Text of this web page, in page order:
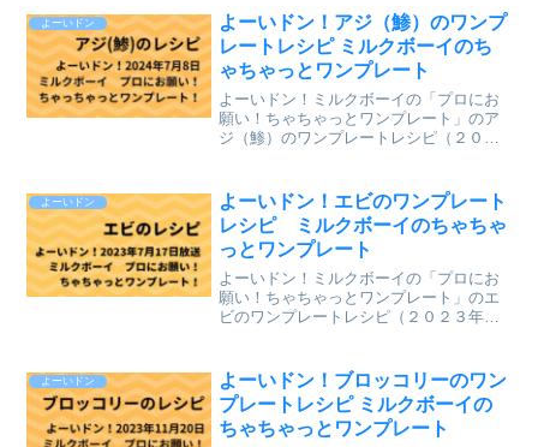
ーイのプロにお願い ちゃちゃっとワン
プレート」のレシ...
よーいドン
よーいドン！アジ（鯵）のワンプ
レートレシピ ミルクボーイのち
ゃちゃっとワンプレート
よーいドン！ミルクボーイの「プロにお
願い！ちゃちゃっとワンプレート」のア
ジ（鯵）のワンプレートレシピ（２０２
めて今までのレシピを記事にしていま
す。⇒「ミルクボーイのプロ...
よーいドン
よーいドン！エビのワンプレート
レシピ ミルクボーイのちゃちゃ
っとワンプレート
よーいドン！ミルクボーイの「プロにお
願い！ちゃちゃっとワンプレート」のエ
ビのワンプレートレシピ（２０２３年７
までのレシピを記事にしています。
⇒「ミルクボーイのプロにお...
よーいドン
よーいドン！ブロッコリーのワン
プレートレシピ ミルクボーイの
ちゃちゃっとワンプレート